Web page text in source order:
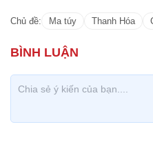
Chủ đề: Ma túy Thanh Hóa